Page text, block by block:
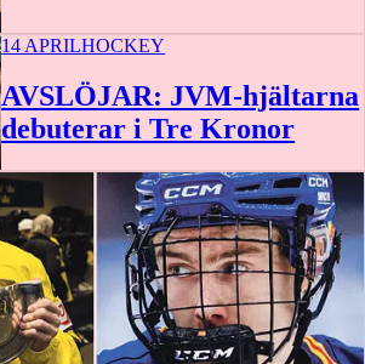
14 APRILHOCKEY
AVSLÖJAR: JVM-hjältarna
debuterar i Tre Kronor